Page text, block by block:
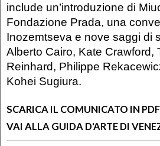
include un’introduzione di
Fondazione Prada, una
Inozemtseva e nove saggi di
Alberto Cairo, Kate
Reinhard, Philippe
Kohei Sugiura.
SCARICA IL COMUNICATO IN PDF
VAI ALLA GUIDA D'ARTE DI